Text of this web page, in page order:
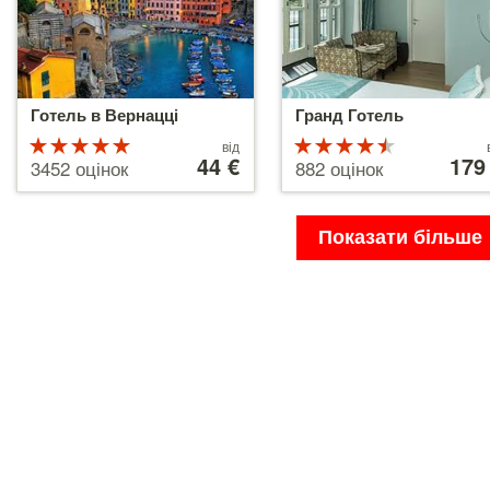
Готель в Вернацці
5 з 5
3452 оцінок
від
44 €
Гранд Готель
4.5 з 5
882 оцінок 179 €
Показати більше